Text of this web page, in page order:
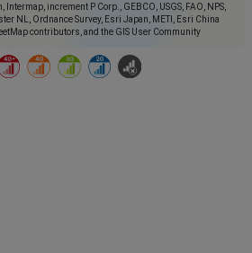
Intermap, increment P Corp., GEBCO, USGS, FAO, NPS,
NL, Ordnance Survey, Esri Japan, METI, Esri China
contributors, and the GIS User Community